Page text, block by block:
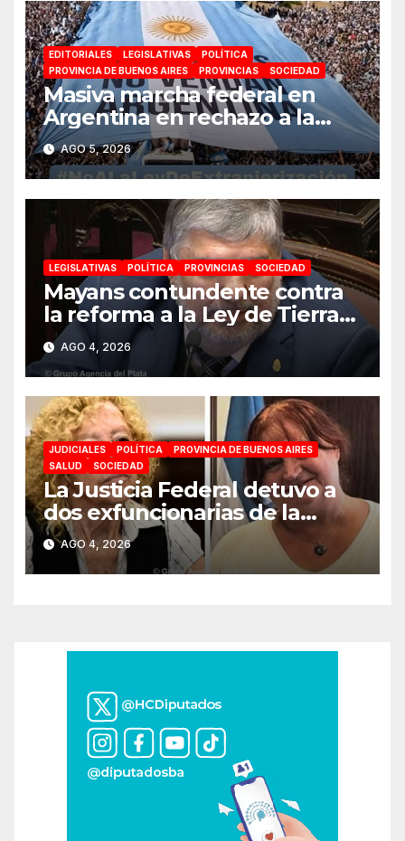
EDITORIALES LEGISLATIVAS
POLÍTICA
PROVINCIA DE BUENOS AIRES
PROVINCIAS SOCIEDAD
Masiva marcha federal en
Argentina en rechazo a la
reforma de la Ley de Tierras
impulsada por Milei: «La
soberanía no se negocia»
AGO 5, 2026
LEGISLATIVAS POLÍTICA PROVINCIAS SOCIEDAD
Mayans contundente contra
la reforma a la Ley de Tierras:
«Esta ley vende el país»
AGO 4, 2026
JUDICIALES POLÍTICA
PROVINCIA DE BUENOS AIRES
SALUD
SOCIEDAD
La Justicia Federal detuvo a
dos exfuncionarias de la
ANMAT y el INAME por la
causa del fentanilo
contaminado
AGO 4, 2026